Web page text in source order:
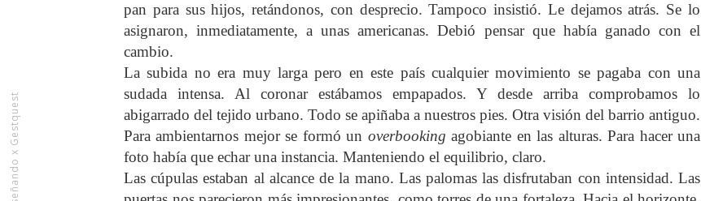
Rediseñando x Gestquest
pan para sus hijos, retándonos, con desprecio. Tampoco insistió. Le dejamos atrás. Se lo
asignaron, inmediatamente, a unas americanas. Debió pensar que había ganado con el
cambio.
La subida no era muy larga pero en este país cualquier movimiento se pagaba con una
sudada intensa. Al coronar estábamos empapados. Y desde arriba comprobamos lo
abigarrado del tejido urbano. Todo se apiñaba a nuestros pies. Otra visión del barrio antiguo.
Para ambientarnos mejor se formó un overbooking agobiante en las alturas. Para hacer una
foto había que echar una instancia. Manteniendo el equilibrio, claro.
Las cúpulas estaban al alcance de la mano. Las palomas las disfrutaban con intensidad. Las